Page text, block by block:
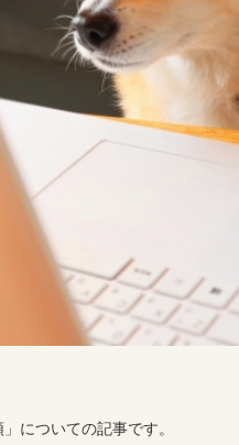
についての記事です。